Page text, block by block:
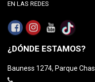
EN LAS REDES
¿DÓNDE ESTAMOS?
Bauness 1274, Parque Chas